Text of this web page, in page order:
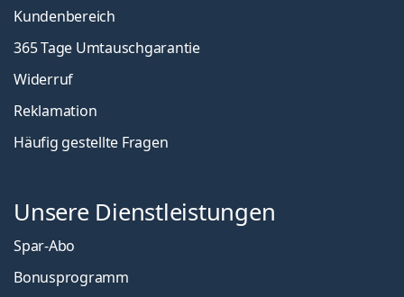
Kundenbereich
365 Tage Umtauschgarantie
Widerruf
Reklamation
Häufig gestellte Fragen
Unsere Dienstleistungen
Spar-Abo
Bonusprogramm